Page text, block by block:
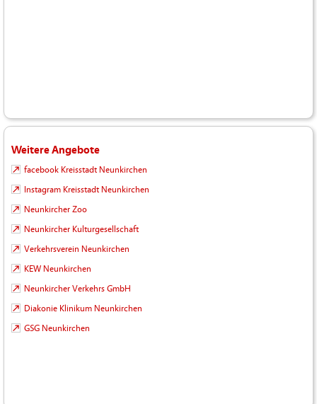
Weitere Angebote
facebook Kreisstadt Neunkirchen
Instagram Kreisstadt Neunkirchen
Neunkircher Zoo
Neunkircher Kulturgesellschaft
Verkehrsverein Neunkirchen
KEW Neunkirchen
Neunkircher Verkehrs GmbH
Diakonie Klinikum Neunkirchen
GSG Neunkirchen